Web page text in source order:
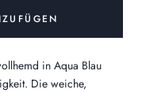
in Aqua Blau
Die weiche,